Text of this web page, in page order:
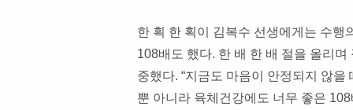
한 획 한 획이 김복수 선생에게는 수행
108배도 했다. 한 배 한 배 절을 올리
중했다. “지금도 마음이 안정되지 않
뿐 아니라 육체건강에도 너무 좋은